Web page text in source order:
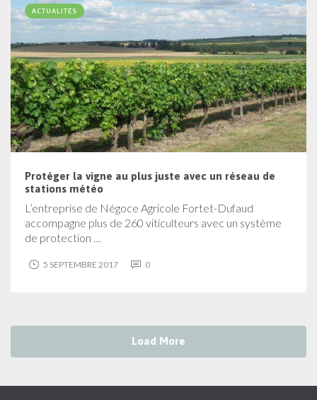
ACTUALITÉS
Protéger la vigne au plus juste avec un réseau de
stations météo
L’entreprise de Négoce Agricole Fortet-Dufaud
accompagne plus de 260 viticulteurs avec un système
de protection …
5 SEPTEMBRE 2017 0
Load More